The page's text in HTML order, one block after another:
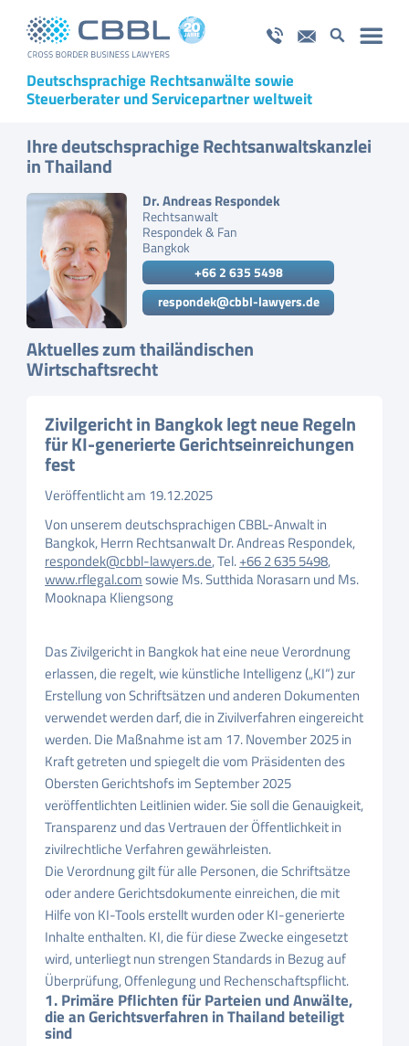
Deutschsprachige Rechtsanwälte sowie
Steuerberater und Servicepartner weltweit
Ihre deutschsprachige Rechtsanwaltskanzlei
in Thailand
Dr. Andreas Respondek
Rechtsanwalt
Respondek & Fan
Bangkok
+66 2 635 5498
respondek@cbbl-lawyers.de
Aktuelles zum thailändischen
Wirtschaftsrecht
Zivilgericht in Bangkok legt neue Regeln
für KI-generierte Gerichtseinreichungen
fest
Veröffentlicht am 19.12.2025
Von unserem deutschsprachigen CBBL-Anwalt in
Bangkok, Herrn Rechtsanwalt Dr. Andreas Respondek,
respondek@cbbl-lawyers.de,Tel.+66 2 635 5498,
www.rflegal.comsowie Ms. Sutthida Norasarn und Ms.
Mooknapa Kliengsong
Das Zivilgericht in Bangkok hat eine neue Verordnung
erlassen, die regelt, wie künstliche Intelligenz („KI“) zur
Erstellung von Schriftsätzen und anderen Dokumenten
verwendet werden darf, die in Zivilverfahren eingereicht
werden. Die Maßnahme ist am 17. November 2025 in
Kraft getreten und spiegelt die vom Präsidenten des
Obersten Gerichtshofs im September 2025
veröffentlichten Leitlinien wider. Sie soll die Genauigkeit,
Transparenz und das Vertrauen der Öffentlichkeit in
zivilrechtliche Verfahren gewährleisten.
Die Verordnung gilt für alle Personen, die Schriftsätze
oder andere Gerichtsdokumente einreichen, die mit
Hilfe von KI-Tools erstellt wurden oder KI-generierte
Inhalte enthalten. KI, die für diese Zwecke eingesetzt
wird, unterliegt nun strengen Standards in Bezug auf
Überprüfung, Offenlegung und Rechenschaftspflicht.
1. Primäre Pflichten für Parteien und Anwälte,
die an Gerichtsverfahren in Thailand beteiligt
sind